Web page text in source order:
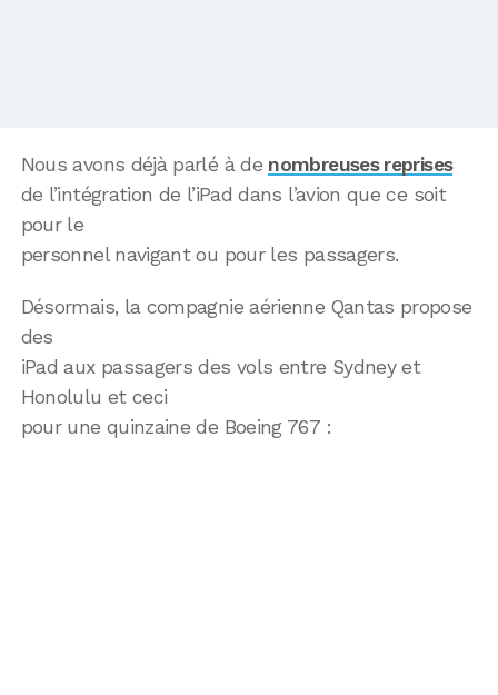
Nous avons déjà parlé à de nombreuses reprises
de l’intégration de l’iPad dans l’avion que ce soit
pour le
personnel navigant ou pour les passagers.
Désormais, la compagnie aérienne Qantas propose
des
iPad aux passagers des vols entre Sydney et
Honolulu et ceci
pour une quinzaine de Boeing 767 :